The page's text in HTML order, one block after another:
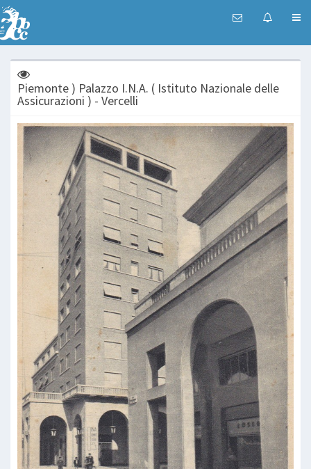
Piemonte ) Palazzo I.N.A. ( Istituto Nazionale delle
Assicurazioni ) - Vercelli